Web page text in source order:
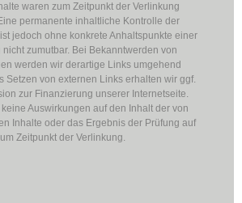
waren zum Zeitpunkt der Verlinkung
permanente inhaltliche Kontrolle der
jedoch ohne konkrete Anhaltspunkte einer
nicht zumutbar. Bei Bekanntwerden von
werden wir derartige Links umgehend
Setzen von externen Links erhalten wir ggf.
zur Finanzierung unserer Internetseite.
Auswirkungen auf den Inhalt der von
Inhalte oder das Ergebnis der Prüfung auf
Zeitpunkt der Verlinkung.